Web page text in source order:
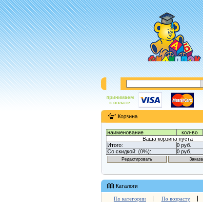
принимаем
к оплате
Корзина
наименование кол-во
Ваша корзина пуста
Итого:
0 руб.
Со скидкой: (0%):
0 руб.
Каталоги
По категории По возрасту